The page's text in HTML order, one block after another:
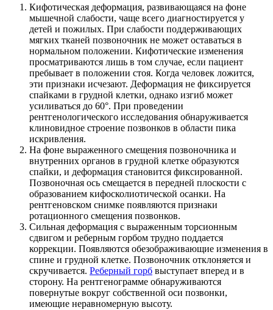
Кифотическая деформация, развивающаяся на фоне
мышечной слабости, чаще всего диагностируется у
детей и пожилых. При слабости поддерживающих
мягких тканей позвоночник не может оставаться в
нормальном положении. Кифотические изменения
просматриваются лишь в том случае, если пациент
пребывает в положении стоя. Когда человек ложится,
эти признаки исчезают. Деформация не фиксируется
спайками в грудной клетки, однако изгиб может
усиливаться до 60°. При проведении
рентгенологического исследования обнаруживается
клиновидное строение позвонков в области пика
искривления.
На фоне выраженного смещения позвоночника и
внутренних органов в грудной клетке образуются
спайки, и деформация становится фиксированной.
Позвоночная ось смещается в передней плоскости с
образованием кифосколиотической осанки. На
рентгеновском снимке появляются признаки
ротационного смещения позвонков.
Сильная деформация с выраженным торсионным
сдвигом и реберным горбом трудно поддается
коррекции. Появляются обезображивающие изменения в
спине и грудной клетке. Позвоночник отклоняется и
скручивается. Реберный горб выступает вперед и в
сторону. На рентгенограмме обнаруживаются
повернутые вокруг собственной оси позвонки,
имеющие неравномерную высоту.